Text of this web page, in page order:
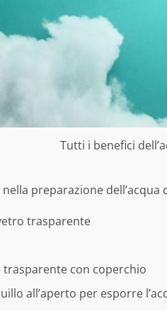
Tutti i benefici
preparazione
trasparente
con coperchio
all’aperto per esporre